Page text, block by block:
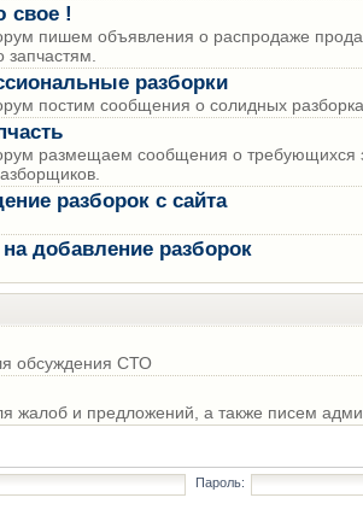
свое !
пишем объявления о распродаже
разборки
постим сообщения о солидных
размещаем сообщения о требующихся
разборок с сайта
добавление разборок
обсуждения СТО
жалоб и предложений, а также писем
Пароль: